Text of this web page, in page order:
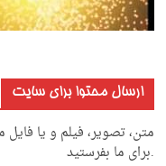
ارسال محتوا برای سایت
متن، تصویر، فیلم و یا
.برای ما بفرستید